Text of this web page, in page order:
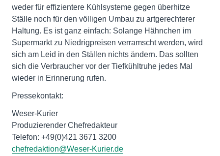
weder für effizientere Kühlsysteme gegen überhitze
Ställe noch für den völligen Umbau zu artgerechterer
Haltung. Es ist ganz einfach: Solange Hähnchen im
Supermarkt zu Niedrigpreisen verramscht werden, wird
sich am Leid in den Ställen nichts ändern. Das sollten
sich die Verbraucher vor der Tiefkühltruhe jedes Mal
wieder in Erinnerung rufen.
Pressekontakt:
Weser-Kurier
Produzierender Chefredakteur
Telefon: +49(0)421 3671 3200
chefredaktion@Weser-Kurier.de